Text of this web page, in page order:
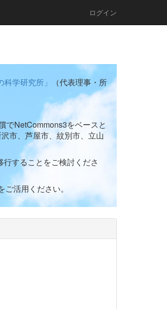
ログイン
学研究所」
（代表理事・所
でNetCommons3をベースと
市、芦屋市、紋別市、立山
することをご検討くださ
ご活用ください。